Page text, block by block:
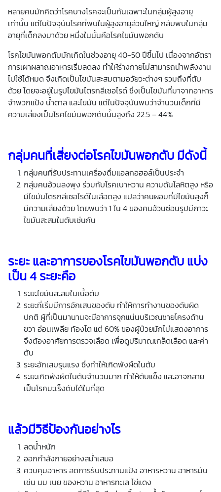
การใช้งานบางอย่างได้ เป็นต้น) และข้าพเจ้าทราบว่าการถอน
ความยินยอมดังกล่าว ไม่มีผลกระทบต่อการประมวลผลข้อมูล
ส่วนบุคคลที่ได้ดำเนินการเสร็จสิ้นไปแล้วก่อนการถอนความ
ยินยอม โดยข้าพเจ้าให้ถือเอาการกดเลือก “ให้ความยินยอม” ใน
ลงลายมือชื่อเป็นหลักฐาน
หลายคนมักคิดว่าโรคบางโรคจะเป็นกันเฉพาะในกลุ่มผู้สูงอายุ
เท่านั้น แต่ในปัจจุบันโรคที่พบในผู้สูงอายุส่วนใหญ่ กลับพบในกลุ่ม
อายุที่เด็กลงมาด้วย หนึ่งในนั้นคือโรคไขมันพอกตับ
โรคไขมันพอกตับมักเกิดในช่วงอายุ 40-50 ปีขึ้นไป เนื่องจากอัตรา
การเผาผลาญอาหารเริ่มลดลง ทำให้ร่างกายไม่สามารถนำพลังงาน
ไปใช้ได้หมด จึงเกิดเป็นไขมันสะสมตามอวัยวะต่างๆ รวมถึงที่ตับ
ด้วย โดยจะอยู่ในรูปไขมันไตรกลีเซอไรด์ ซึ่งเป็นไขมันที่มาจากอาหาร
จำพวกแป้ง น้ำตาล และไขมัน แต่ในปัจจุบันพบว่าจำนวนเด็กที่มี
ความเสี่ยงเป็นโรคไขมันพอกตับนั้นสูงถึง 22.5 – 44%
กลุ่มคนที่เสี่ยงต่อโรคไขมันพอกตับ มีดังนี้
กลุ่มคนที่รับประทานเครื่องดื่มแอลกอฮอล์เป็นประจำ
กลุ่มคนอ้วนลงพุง ร่วมกับโรคเบาหวาน ความดันโลหิตสูง หรือ
มีไขมันไตรกลีเซอไรด์ในเลือดสูง แปลว่าคนผอมที่มีไขมันสูงก็
มีความเสี่ยงด้วย โดยพบว่า 1 ใน 4 ของคนอ้วนซ่อนรูปมีภาวะ
ไขมันสะสมในตับเช่นกัน
ระยะ และอาการของโรคไขมันพอกตับ แบ่ง
เป็น 4 ระยะคือ
ระยะไขมันสะสมในเนื้อตับ
ระยะที่เริ่มมีการอักเสบของตับ ทำให้การทำงานของตับผิด
ปกติ ผู้ที่เป็นมานานจะมีอาการจุกแน่นบริเวณชายโครงด้าน
ขวา อ่อนเพลีย ท้องโต แต่ 60% ของผู้ป่วยมักไม่แสดงอาการ
จึงต้องอาศัยการตรวจเลือด เพื่อดูปริมาณเกล็ดเลือด และค่า
ตับ
ระยะอักเสบรุนแรง ซึ่งทำให้เกิดพังผืดในตับ
ระยะเกิดพังผืดในตับจำนวนมาก ทำให้ตับแข็ง และอาจกลาย
เป็นโรคมะเร็งตับได้ในที่สุด
แล้วมีวิธีป้องกันอย่างไร
ลดน้ำหนัก
ออกกำลังกายอย่างสม่ำเสมอ
ควบคุมอาหาร ลดการรับประทานแป้ง อาหารหวาน อาหารมัน
เช่น นม เนย ของหวาน อาหารทะเล ไข่แดง